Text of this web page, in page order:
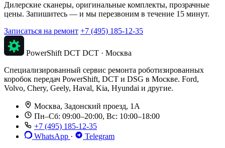
Дилерские сканеры, оригинальные комплекты, прозрачные
цены. Запишитесь — и мы перезвоним в течение 15 минут.
Записаться на ремонт +7 (495) 185-12-35
PowerShift DCT DCT · Москва
Специализированный сервис ремонта роботизированных
коробок передач PowerShift, DCT и DSG в Москве. Ford,
Volvo, Chery, Geely, Haval, Kia, Hyundai и другие.
Москва, Задонский проезд, 1А
Пн–Сб: 09:00–20:00, Вс: 10:00–18:00
+7 (495) 185-12-35
WhatsApp ·
Telegram